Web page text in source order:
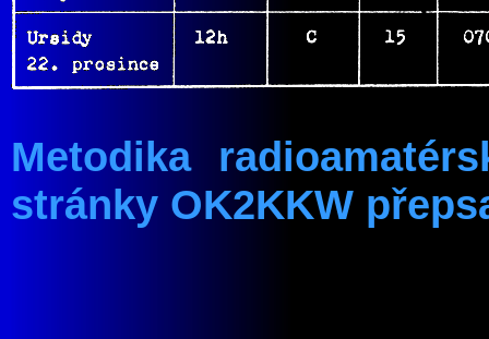
Metodika
stránky OK2KKW